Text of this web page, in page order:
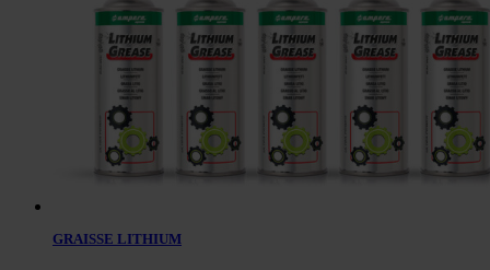
GRAISSE LITHIUM